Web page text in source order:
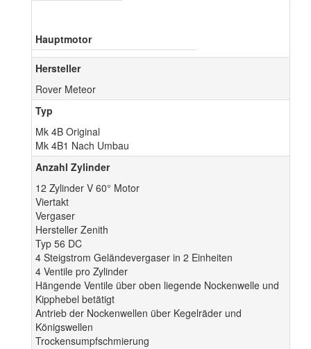
Hauptmotor
Hersteller
Rover Meteor
Typ
Mk 4B Original
Mk 4B1 Nach Umbau
Anzahl Zylinder
12 Zylinder V 60° Motor
Viertakt
Vergaser
Hersteller Zenith
Typ 56 DC
4 Steigstrom Geländevergaser in 2 Einheiten
4 Ventile pro Zylinder
Hängende Ventile über oben liegende Nockenwelle und
Kipphebel betätigt
Antrieb der Nockenwellen über Kegelräder und
Königswellen
Trockensumpfschmierung